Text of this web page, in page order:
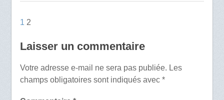
1 2
Laisser un commentaire
Votre adresse e-mail ne sera pas publiée. Les
champs obligatoires sont indiqués avec *